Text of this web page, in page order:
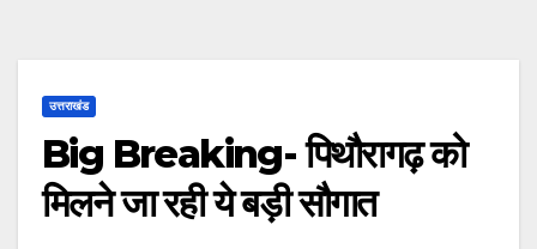
उत्तराखंड
Big Breaking- पिथौरागढ़ को
मिलने जा रही ये बड़ी सौगात